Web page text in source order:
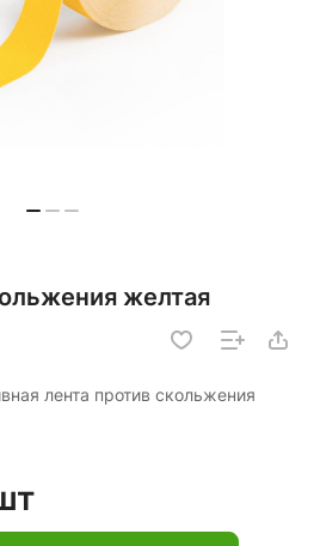
желтая
лента против скольжения